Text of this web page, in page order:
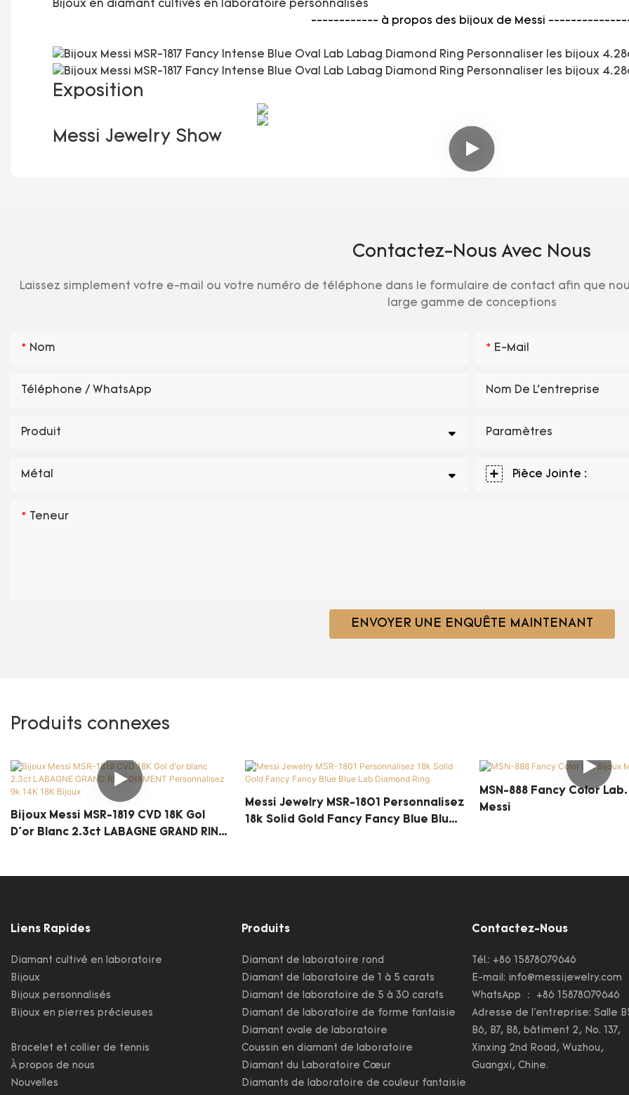
Bijoux en diamant cultivés en laboratoire personnalisés
------------ à propos des bijoux de Messi
Exposition
Messi Jewelry Show
Contactez-Nous Avec Nous
Laissez simplement votre e-mail ou votre numéro de téléphone dans le formulaire de contact afin que
large gamme de conceptions
Nom E-Mail
Téléphone / WhatsApp Nom De L'entreprise
Produit Paramètres
Métal Pièce Jointe :
Teneur
ENVOYER UNE ENQUÊTE MAINTENANT
Produits connexes
Bijoux Messi MSR-1819 CVD 18K Gol
D'or Blanc 2.3ct LABAGNE GRAND RINE
Messi Jewelry MSR-1801 Personnalisez
18k Solid Gold Fancy Fancy Blue Blue
MSN-888 Fancy Color
Messi
Liens Rapides
Diamant cultivé en laboratoire
Bijoux
Bijoux personnalisés
Bijoux en pierres précieuses
Bracelet et collier de tennis
À propos de nous
Nouvelles
Produits
Diamant de laboratoire rond
Diamant de laboratoire de 1 à 5 carats
Diamant de laboratoire de 5 à 30 carats
Diamant de laboratoire de forme fantaisie
Diamant ovale de laboratoire
Coussin en diamant de laboratoire
Diamant du Laboratoire Cœur
Diamants de laboratoire de couleur fantaisie
Contactez-Nous
Tél.: +86 15878079646
E-mail: info@messijewelry.com
WhatsApp ： +86 15878079646
Adresse de l'entreprise: Salle
B6, B7, B8, bâtiment 2, No. 137,
Xinxing 2nd Road, Wuzhou,
Guangxi, Chine.